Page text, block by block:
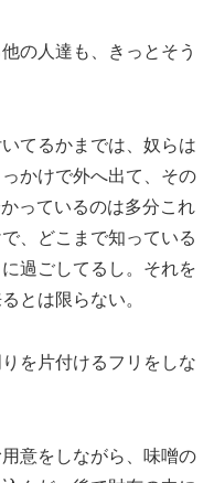
の人達も、きっとそう
てるかまでは、奴らは
かけで外へ出て、その
っているのは多分これ
、どこまで知っている
過ごしてるし。それを
とは限らない。
を片付けるフリをしな
意をしながら、味噌の